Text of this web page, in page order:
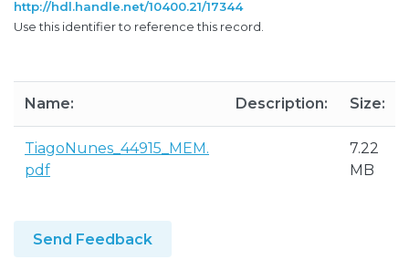
http://hdl.handle.net/10400.21/17344
Use this identifier to reference this record.
Name: Description: Size:
TiagoNunes_44915_MEM.
pdf
7.22
MB
Send Feedback